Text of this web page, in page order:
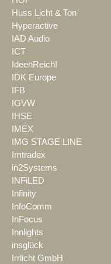
Huss Licht & Ton
Hyperactive
IAD Audio
ICT
IdeenReich!
IDK Europe
IFB
IGVW
IHSE
IMEX
IMG STAGE LINE
Imtradex
in2Systems
INFiLED
Infinity
InfoComm
InFocus
Innlights
insglück
Irrlicht GmbH